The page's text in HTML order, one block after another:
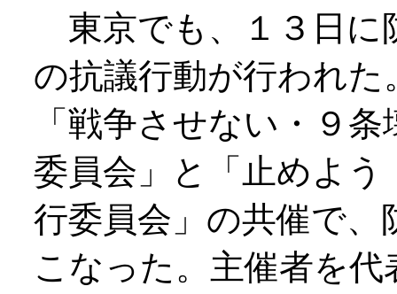
東京でも、１３日に
の抗議行動が行われた
「戦争させない・９
委員会」と「止めよう
行委員会」の共催で、
こなった。主催者を